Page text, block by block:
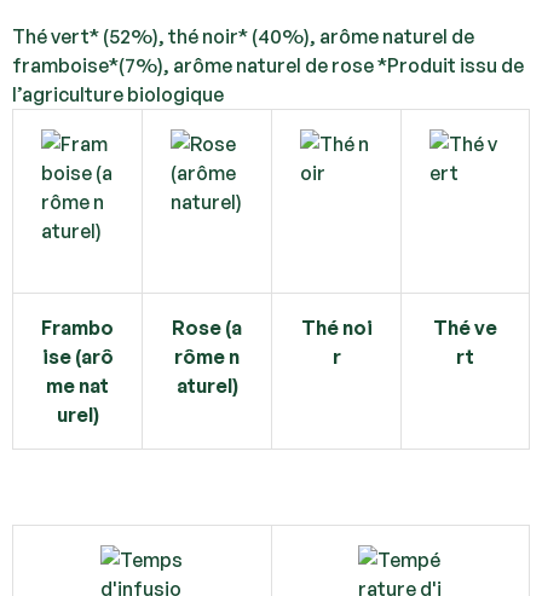
Thé vert* (52%), thé noir* (40%), arôme naturel de
framboise*(7%), arôme naturel de rose *Produit issu de
l’agriculture biologique
Frambo
ise (arô
me nat
urel)
Rose (a
rôme n
aturel)
Thé noi
r
Thé ve
rt